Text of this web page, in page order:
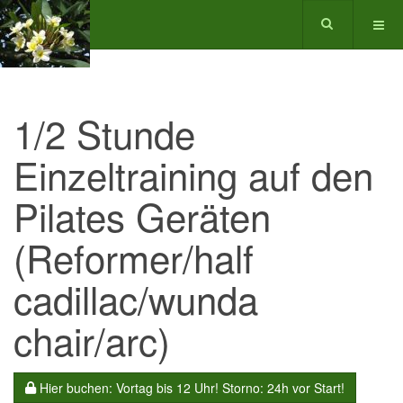
1/2 Stunde
Einzeltraining auf den
Pilates Geräten
(Reformer/half
cadillac/wunda
chair/arc)
Hier buchen: Vortag bis 12 Uhr! Storno: 24h vor Start!